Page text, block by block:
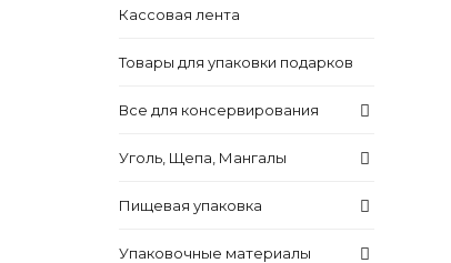
Кассовая лента
Товары для упаковки подарков
Все для консервирования
Уголь, Щепа, Мангалы
Пищевая упаковка
Упаковочные материалы